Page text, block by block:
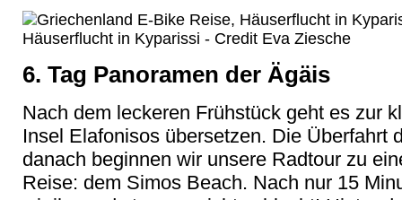
Häuserflucht in Kyparissi - Credit Eva Ziesche
6. Tag Panoramen der Ägäis
Nach dem leckeren Frühstück geht es zur
Insel Elafonisos übersetzen. Die Überfahrt
danach beginnen wir unsere Radtour zu
Reise: dem Simos Beach. Nach nur 15